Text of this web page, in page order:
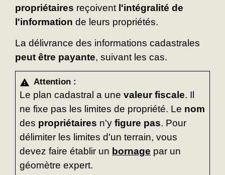
propriétaires reçoivent l'intégralité de
l'information de leurs propriétés.
La délivrance des informations cadastrales
peut être payante, suivant les cas.
warning Attention :
Le plan cadastral a une valeur fiscale. Il
ne fixe pas les limites de propriété. Le nom
des propriétaires n'y figure pas. Pour
délimiter les limites d'un terrain, vous
devez faire établir un bornage par un
géomètre expert.